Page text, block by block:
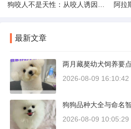
最新文章
两月藏獒幼犬饲养要点
2026-08-09 16:10:42
狗狗品种大全与命名
2026-08-09 10:05:29